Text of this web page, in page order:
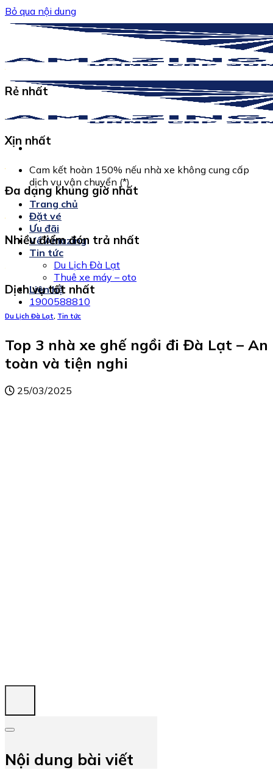
Bỏ qua nội dung
Cam kết hoàn 150% nếu nhà xe không cung cấp
dịch vụ vận chuyển (*)
Trang chủ
Đặt vé
Ưu đãi
Về Amazing
Tin tức
Du Lịch Đà Lạt
Thuê xe máy – oto
Liên hệ
1900588810
Rẻ nhất
Xịn nhất
Đa dạng khung giờ nhất
Nhiều điểm đón trả nhất
Dịch vụ tốt nhất
Du Lịch Đà Lạt, Tin tức
Top 3 nhà xe ghế ngồi đi Đà Lạt – An
toàn và tiện nghi
25/03/2025
Nội dung bài viết